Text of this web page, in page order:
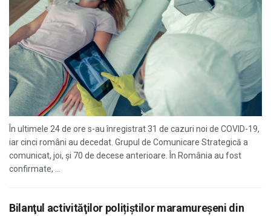
În ultimele 24 de ore s-au înregistrat 31 de cazuri noi de COVID-19,
iar cinci români au decedat. Grupul de Comunicare Strategică a
comunicat, joi, și 70 de decese anterioare. În România au fost
confirmate, ...
Bilanţul activităţilor polițiștilor maramureșeni din